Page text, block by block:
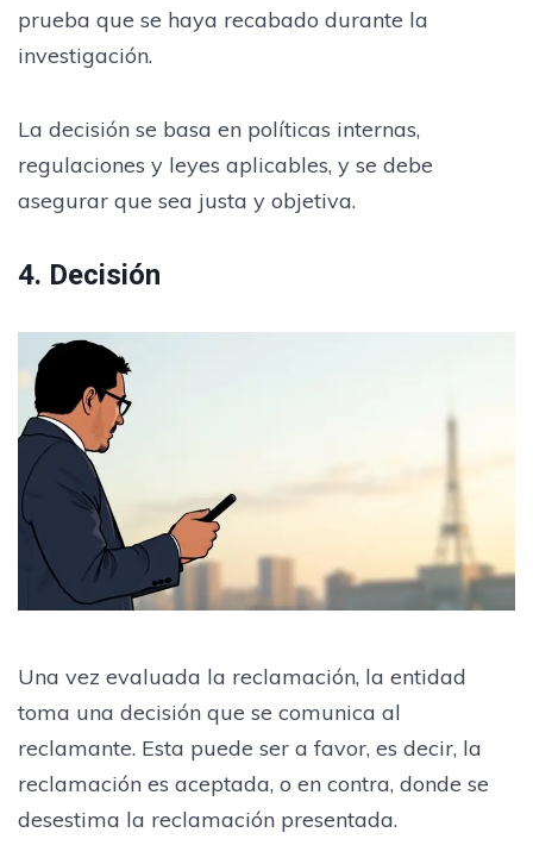
prueba que se haya recabado durante la
investigación.
La decisión se basa en políticas internas,
regulaciones y leyes aplicables, y se debe
asegurar que sea justa y objetiva.
4. Decisión
Una vez evaluada la reclamación, la entidad
toma una decisión que se comunica al
reclamante. Esta puede ser a favor, es decir, la
reclamación es aceptada, o en contra, donde se
desestima la reclamación presentada.